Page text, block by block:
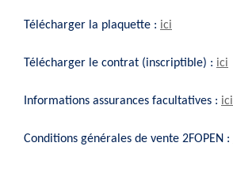
Télécharger la plaquette : ici
Télécharger le contrat (inscriptible) : ici
Informations assurances facultatives : ici
Conditions générales de vente 2FOPEN :